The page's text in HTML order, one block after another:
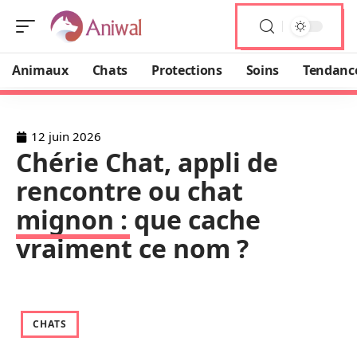
Animaux Chats Protections Soins
12 juin 2026
Chérie Chat, appli de
rencontre ou chat
mignon : que cache
vraiment ce nom ?
CHATS